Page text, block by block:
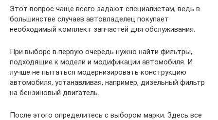
Этот вопрос чаще всего задают специалистам, ведь в
большинстве случаев автовладелец покупает
необходимый комплект запчастей для обслуживания.
При выборе в первую очередь нужно найти фильтры,
подходящие к модели и модификации автомобиля. И
лучше не пытаться модернизировать конструкцию
автомобиля, устанавливая, например, дизельный фильтр
на бензиновый двигатель.
После этого определитесь с выбором марки. Здесь все